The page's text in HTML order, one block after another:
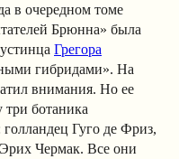
в очередном томе
Брюнна» была
Грегора
гибридами». На
внимания. Но ее
ботаника
Гуго де Фриз,
Чермак. Все они